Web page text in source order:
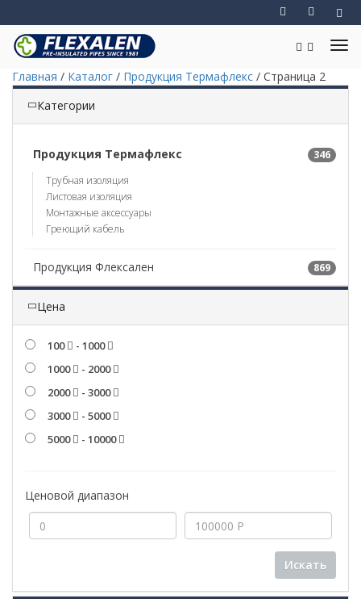
Главная / Каталог / Продукция Термафлекс / Страница 2
Категории
Продукция Термафлекс
346
Трубная изоляция
Листовая изоляция
Монтажные аксессуары
Греющий кабель
Продукция Флексален 869
Цена
100
- 1000
1000
- 2000
2000
- 3000
3000
- 5000
5000
- 10000
Ценовой диапазон
Искать